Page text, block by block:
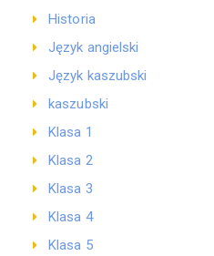
Historia
Język angielski
Język kaszubski
kaszubski
Klasa 1
Klasa 2
Klasa 3
Klasa 4
Klasa 5